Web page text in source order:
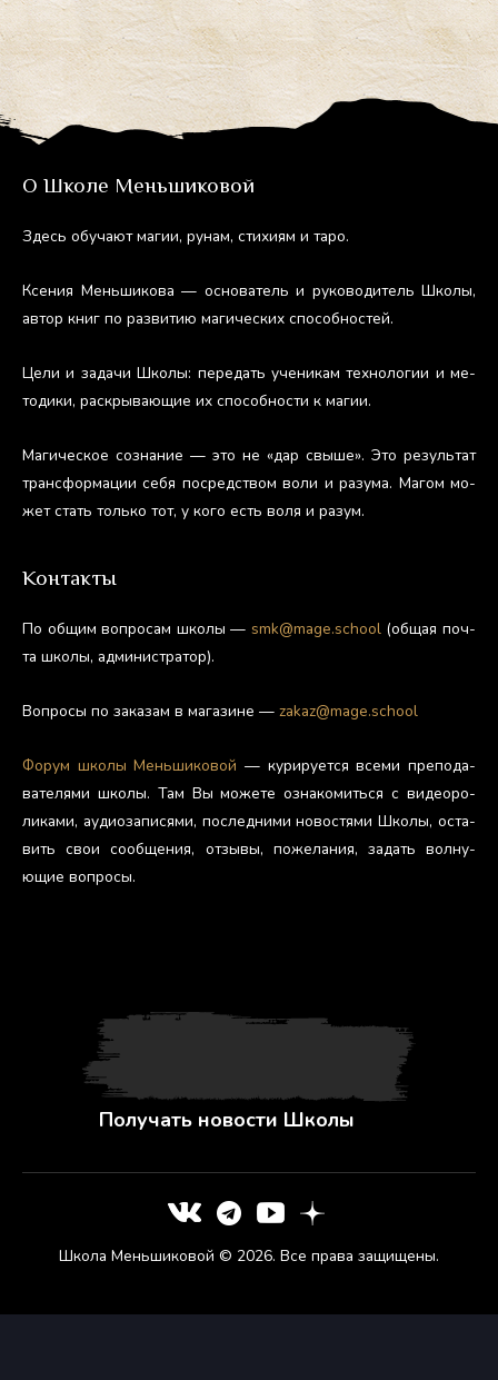
О Школе Меньшиковой
Здесь обу­ча­ют ма­гии, ру­нам, сти­хи­ям и та­ро.
Ксе­ния Мень­ши­кова — ос­но­ватель и ру­ково­дитель Шко­лы,
ав­тор книг по раз­ви­тию ма­гичес­ких спо­соб­ностей.
Це­ли и за­дачи Шко­лы: пе­редать уче­никам тех­но­логии и ме­
тоди­ки, рас­кры­ва­ющие их спо­соб­ности к ма­гии.
Ма­гичес­кое соз­на­ние — это не «дар свы­ше». Это ре­зуль­тат
тран­сфор­ма­ции се­бя пос­редс­твом во­ли и ра­зума. Ма­гом мо­
жет стать толь­ко тот, у ко­го есть во­ля и ра­зум.
Контакты
По об­щим воп­ро­сам шко­лы — smk@mage.school(об­щая поч­
та шко­лы, ад­ми­нис­тра­тор).
Воп­ро­сы по за­казам в ма­гази­не — zakaz@mage.school
Фо­рум шко­лы Мень­ши­ковой — ку­риру­ет­ся все­ми пре­пода­
вате­лями шко­лы. Там Вы мо­жете оз­на­комить­ся с ви­де­оро­
лика­ми, а­уди­оза­пися­ми, пос­ледни­ми но­вос­тя­ми Шко­лы, ос­та­
вить свои со­об­ще­ния, от­зы­вы, по­жела­ния, за­дать вол­ну­
ющие воп­ро­сы.
Получать новости Школы
Школа Меньшиковой © 2026. Все права защищены.